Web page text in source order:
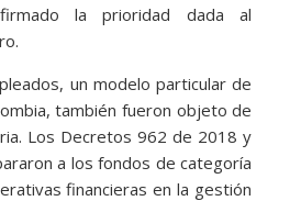
la prioridad dada al
un modelo particular de
también fueron objeto de
Los Decretos 962 de 2018 y
a los fondos de categoría
financieras en la gestión